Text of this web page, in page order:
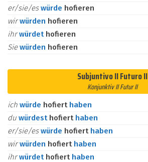
er/sie/eswürde hofieren
wirwürden hofieren
ihrwürdet hofieren
Siewürden hofieren
Subjuntivo II Futuro II
Konjunktiv II Futur II
ich würde hofiert haben
du würdest hofiert haben
er/sie/eswürde hofiert haben
wirwürden hofiert haben
ihrwürdet hofiert haben